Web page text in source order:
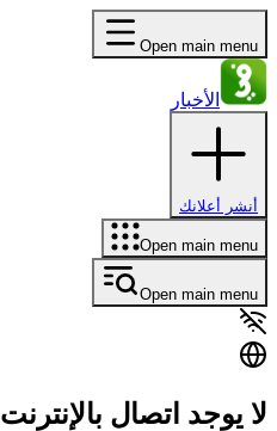
Open main menu
الأخبار
أنشر أعلانك
Open main menu
Open main menu
لا يوجد اتصال بالإنترنت